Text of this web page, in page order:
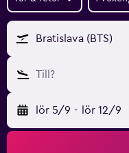
Bratislava (BTS)
Till?
lör 5/9 - lör 12/9